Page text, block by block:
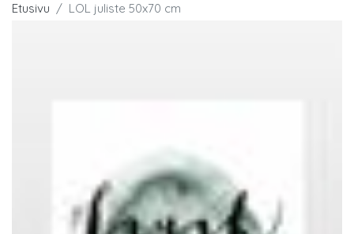
Etusivu LOL juliste 50x70 cm